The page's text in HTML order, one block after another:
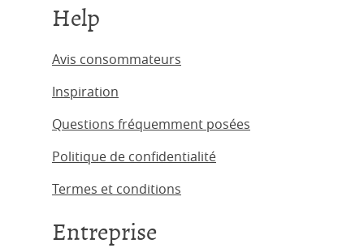
Help
Avis consommateurs
Inspiration
Questions fréquemment posées
Politique de confidentialité
Termes et conditions
Entreprise